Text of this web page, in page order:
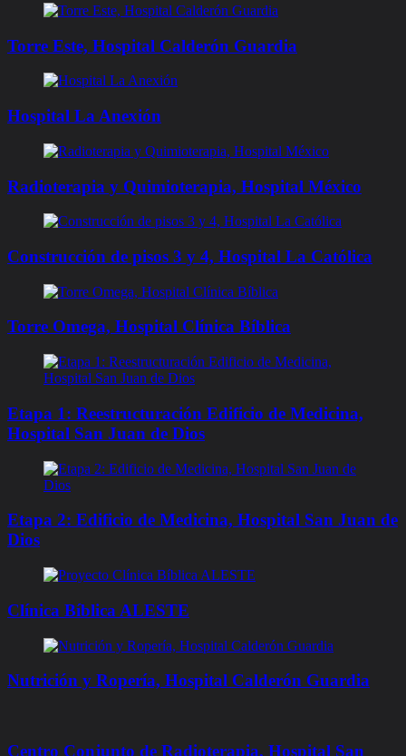
Torre Este, Hospital Calderón Guardia
Hospital La Anexión
Radioterapia y Quimioterapia, Hospital México
Construcción de pisos 3 y 4, Hospital La Católica
Torre Omega, Hospital Clínica Bíblica
Etapa 1: Reestructuración Edificio de Medicina,
Hospital San Juan de Dios
Etapa 2: Edificio de Medicina, Hospital San Juan de
Dios
Clínica Bíblica ALESTE
Nutrición y Ropería, Hospital Calderón Guardia
Centro Conjunto de Radioterapia, Hospital San